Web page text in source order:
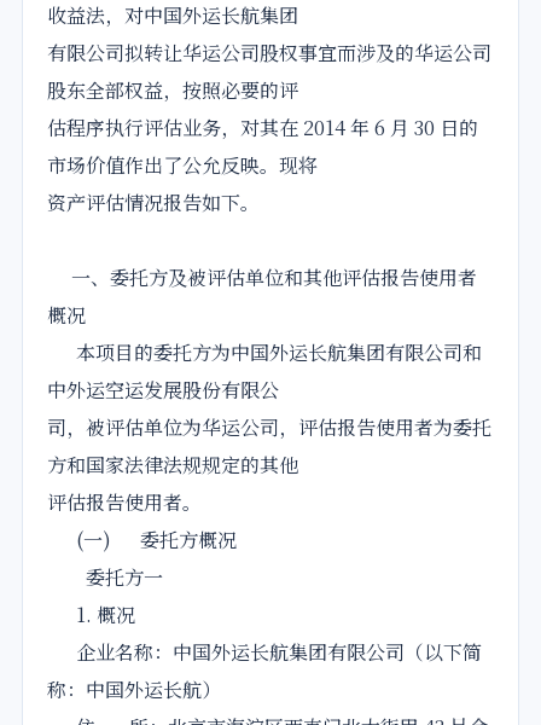
收益法，对中国外运长航集团
有限公司拟转让华运公司股权事宜而涉及的华运公司
股东全部权益，按照必要的评
估程序执行评估业务，对其在 2014 年 6 月 30 日的
市场价值作出了公允反映。现将
资产评估情况报告如下。
一、委托方及被评估单位和其他评估报告使用者
概况
本项目的委托方为中国外运长航集团有限公司和
中外运空运发展股份有限公
司，被评估单位为华运公司，评估报告使用者为委托
方和国家法律法规规定的其他
评估报告使用者。
(一) 委托方概况
委托方一
1. 概况
企业名称：中国外运长航集团有限公司（以下简
称：中国外运长航）